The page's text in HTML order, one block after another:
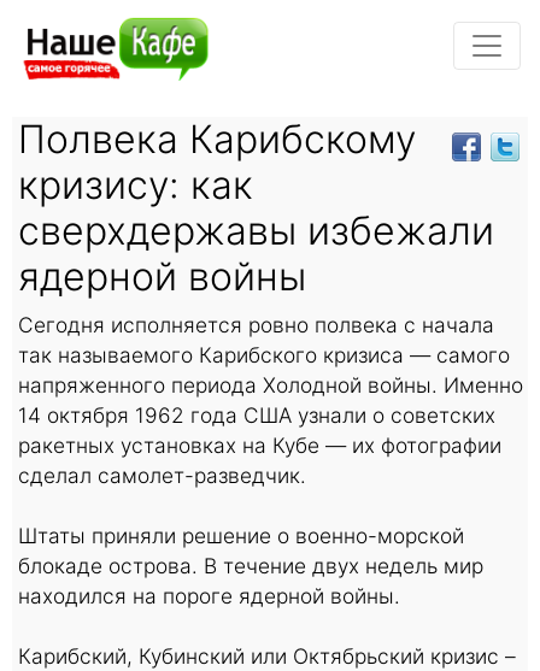
Полвека Карибскому
кризису: как
сверхдержавы избежали
ядерной войны
Сегодня исполняется ровно полвека с начала
так называемого Карибского кризиса — самого
напряженного периода Холодной войны. Именно
14 октября 1962 года США узнали о советских
ракетных установках на Кубе — их фотографии
сделал самолет-разведчик.
Штаты приняли решение о военно-морской
блокаде острова. В течение двух недель мир
находился на пороге ядерной войны.
Карибский, Кубинский или Октябрьский кризис –